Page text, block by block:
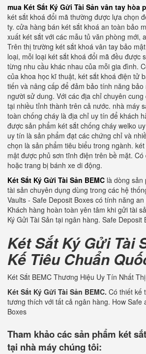
mua Két Sắt Ký Gửi Tài Sản vân tay hòa
két sắt khoá đổi mã thường được lựa chọn
ty. cửa hàng bán két sắt khoá an toàn bảo
xuất két sắt với các mẫu tủ văn phòng mới,
Trên thị trường két sắt khoá vân tay bảo
loại, mỗi loại két sắt khoá đổi mã đều được
từng nhu cầu khác nhau của mỗi gia đình.
của khoa học kĩ thuật, két sắt khoá điện tử
tiến và nâng cấp để đảm bảo tính năng
người sử dung. Với các địa chỉ chuyên
tại nhiều tỉnh thành trên cả nước. nhà máy
toàn chống cháy là địa chỉ uy tín để khách
được sản phẩm két sắt chống cháy welko
uy tín là sản phẩm đạt các chứng chỉ và
chọn là sản phẩm tiêu biểu trong ngành.
mật được phủ sơn tĩnh điện trên bề mặt. Có
hoặc trang bị bánh xe di động.
Két Sắt Ký Gửi Tài Sản BEMC là dòng sản
tài sản chuyên dụng dùng trong các hệ
Vaults - Safe Deposit Boxes có tính năng
Khách hàng hoàn toàn yên tâm khi gửi tài
Ký Gửi Tài Sản tại ngân hàng. Safe Deposit
Két Sắt Ký Gửi Tài
Kế Tiêu Chuẩn
Két Sắt BEMC Thương Hiệu Uy Tín Nhất
Két Sắt Ký Gửi Tài Sản BEMC. Có thiết kế
tương thích với tất cả ngân hàng. How Safe
Boxes
Tham khảo các sản phẩm két
tại nhà máy chúng tôi: